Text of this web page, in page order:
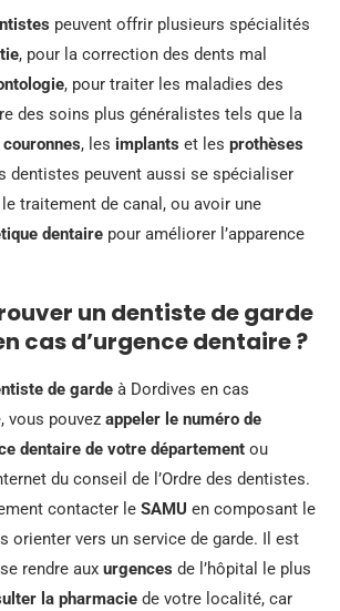
peuvent offrir plusieurs spécialités
, pour la correction des dents mal
, pour traiter les maladies des
des soins plus généralistes tels que la
couronnes, les implants et les prothèses
dentistes peuvent aussi se spécialiser
le traitement de canal, ou avoir une
dentaire pour améliorer l’apparence
un dentiste de garde
cas d’urgence dentaire ?
de garde à Dordives en cas
vous pouvez appeler le numéro de
dentaire de votre département ou
du conseil de l’Ordre des dentistes.
contacter le SAMU en composant le
orienter vers un service de garde. Il est
rendre aux urgences de l’hôpital le plus
la pharmacie de votre localité, car